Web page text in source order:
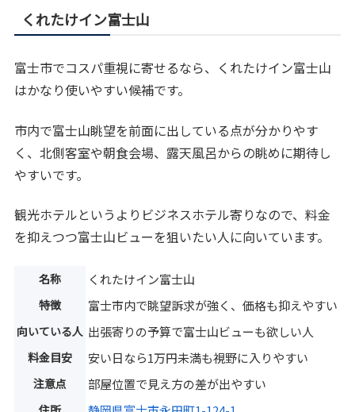
くれたけイン富士山
富士市でコスパ重視に寄せるなら、くれたけイン富士山
はかなり使いやすい候補です。
市内で富士山眺望を前面に出している点が分かりやす
く、北側客室や朝食会場、露天風呂からの眺めに期待し
やすいです。
観光ホテルというよりビジネスホテル寄りなので、料金
を抑えつつ富士山ビューを狙いたい人に向いています。
名称 くれたけイン富士山
特徴 富士市内で眺望訴求が強く、価格も抑えやすい
向いている人 出張寄りの予算で富士山ビューも欲しい人
料金目安 安い日なら1万円未満も視野に入りやすい
注意点 部屋位置で見え方の差が出やすい